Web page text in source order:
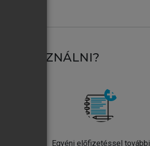
HASZNÁLNI?
Egyéni előfizetéssel további